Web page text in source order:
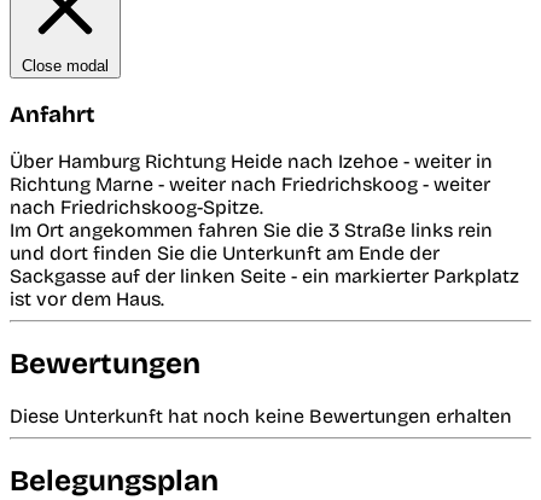
Close modal
Anfahrt
Über Hamburg Richtung Heide nach Izehoe - weiter in
Richtung Marne - weiter nach Friedrichskoog - weiter
nach Friedrichskoog-Spitze.
Im Ort angekommen fahren Sie die 3 Straße links rein
und dort finden Sie die Unterkunft am Ende der
Sackgasse auf der linken Seite - ein markierter Parkplatz
ist vor dem Haus.
Bewertungen
Diese Unterkunft hat noch keine Bewertungen erhalten
Belegungsplan